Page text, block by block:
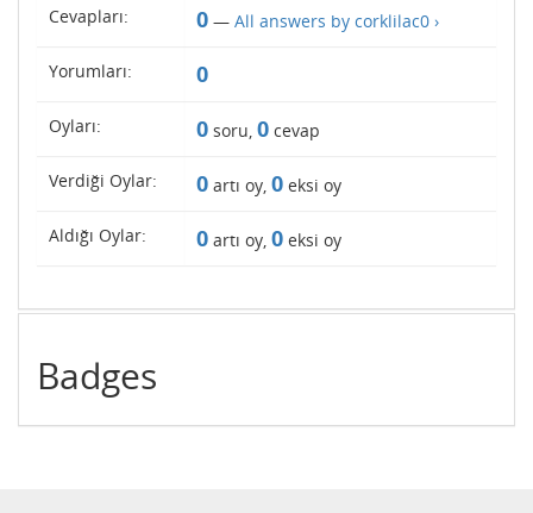
Cevapları: 0 — All answers by corklilac0 ›
Yorumları: 0
Oyları: 0 soru, 0 cevap
Verdiği Oylar: 0 artı oy, 0 eksi oy
Aldığı Oylar: 0 artı oy, 0 eksi oy
Badges